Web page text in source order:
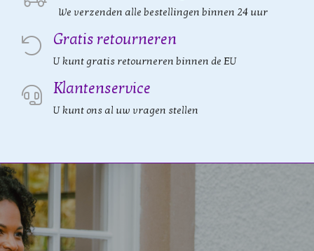
We verzenden alle bestellingen binnen 24 uur
Gratis retourneren
U kunt gratis retourneren binnen de EU
Klantenservice
U kunt ons al uw vragen stellen